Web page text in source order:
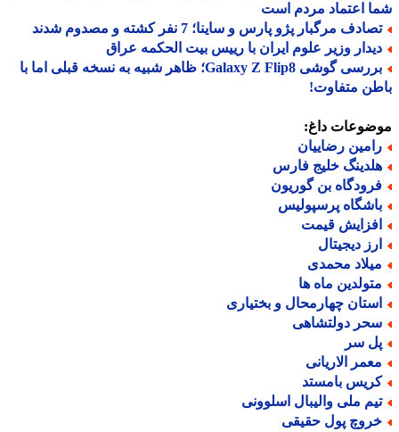
اعتماد مردم است
مرگبار پژو پارس و ساینا؛ 7 نفر کشته و مصدوم شدند
وزیر علوم ایران با رییس بیت الحکمه عراق
بررسی گوشی Galaxy Z Flip8؛ ظاهر شبیه به نسخه قبلی اما با
متفاوت!
داغ:
رضاییان
خلیج فارس
بن گوریون
پرسپولیس
قیمت
دیجیتال
محمدی
ماه ها
چهارمحال و بختیاری
دولتشاهی
سر
الاریانی
بامستد
ملی والیبال اسلوونی
پول حقیقی